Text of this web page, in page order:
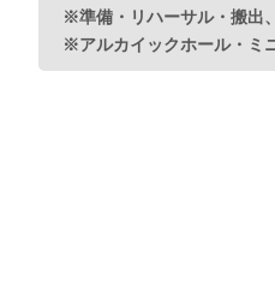
※準備・リハーサル・搬出
※アルカイックホール・ミ